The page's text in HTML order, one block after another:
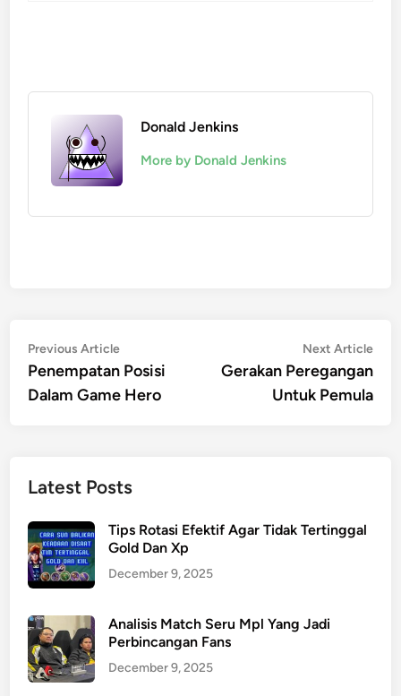
Donald Jenkins
More by Donald Jenkins
Post
navigation
Previous ArticlePrevious
article:
Penempatan Posisi
Dalam Game Hero
Next Article
Gerakan Peregangan
Untuk Pemula
Latest Posts
Tips Rotasi Efektif Agar Tidak Tertinggal
Gold Dan Xp
December 9, 2025
Analisis Match Seru Mpl Yang Jadi
Perbincangan Fans
December 9, 2025